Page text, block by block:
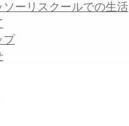
ーリスクールでの生活
プ